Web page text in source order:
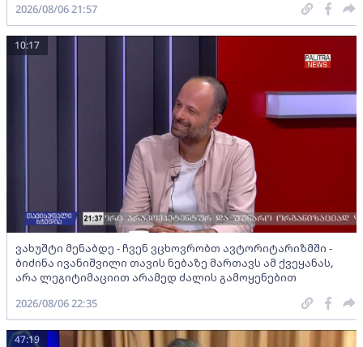
2026/08/06 21:57
ვახუშტი მენაბდე - ჩვენ ვცხოვრობთ ავტორიტარიზმში -
ბიძინა ივანიშვილი თავის ნებაზე მართავს ამ ქვეყანას,
არა ლეგიტიმაციით არამედ ძალის გამოყენებით
10:17
2026/08/06 22:35
47:19